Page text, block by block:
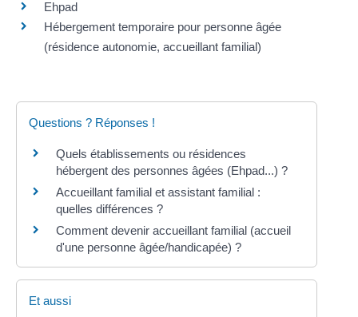
Ehpad
Hébergement temporaire pour personne âgée
(résidence autonomie, accueillant familial)
Questions ? Réponses !
Quels établissements ou résidences
hébergent des personnes âgées (Ehpad...) ?
Accueillant familial et assistant familial :
quelles différences ?
Comment devenir accueillant familial (accueil
d'une personne âgée/handicapée) ?
Et aussi